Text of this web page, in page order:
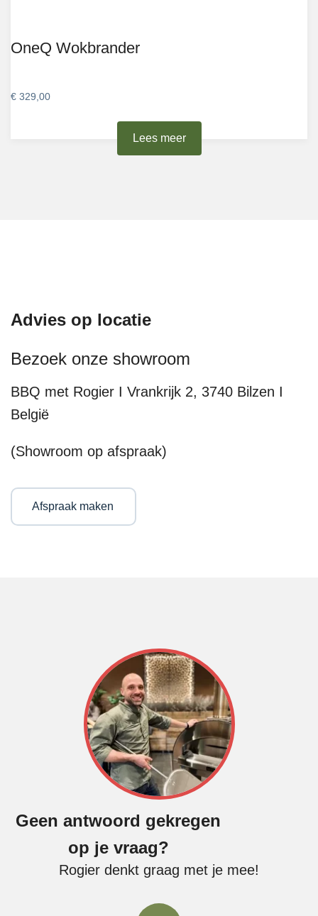
Lees meer
OneQ Wokbrander
€ 329,00
Advies op locatie
Bezoek onze showroom
BBQ met Rogier I Vrankrijk 2, 3740 Bilzen I
België
(Showroom op afspraak)
Afspraak maken
Geen antwoord gekregen
op je vraag?
Rogier denkt graag met je mee!